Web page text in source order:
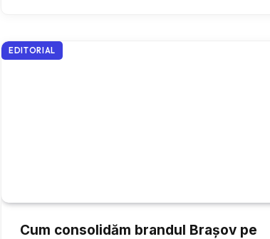
EDITORIAL
Cum consolidăm brandul Brașov pe